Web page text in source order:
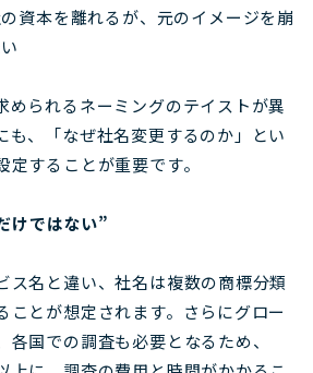
資本を離れるが、元のイメージを崩
められるネーミングのテイストが異
も、「なぜ社名変更するのか」とい
することが重要です。
けではない”
ス名と違い、社名は複数の商標分類
ことが想定されます。さらにグロー
各国での調査も必要となるため、